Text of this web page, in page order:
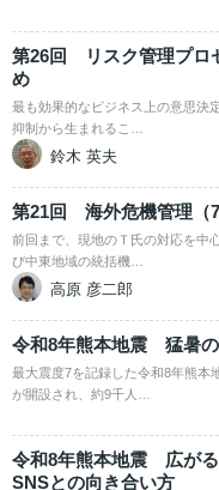
第26回 リスク管理プロ
め
最も効果的なビジネス上の意思決
抑制から生まれるこ…
鈴木 英夫
第21回 海外危機管理（7
前回まで、現地のＴ氏の対応を中
び中東地域の統括機…
高原 彦二郎
令和8年熊本地震 猛暑
最大震度7を記録した令和8年熊本
が開設され、約9千人…
令和8年熊本地震 広がる
SNSとの向き合い方